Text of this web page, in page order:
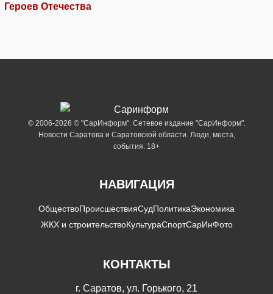
Героев Отечества
© 2006-2026 © "СарИнформ". Сетевое издание "СарИнформ".
Новости Саратова и Саратовской области. Люди, места,
события. 18+
НАВИГАЦИЯ
ОбществоПроисшествияСудПолитикаЭкономика
ЖКХ и строительствоКультураСпортСарИнФото
КОНТАКТЫ
г. Саратов, ул. Горького, 21